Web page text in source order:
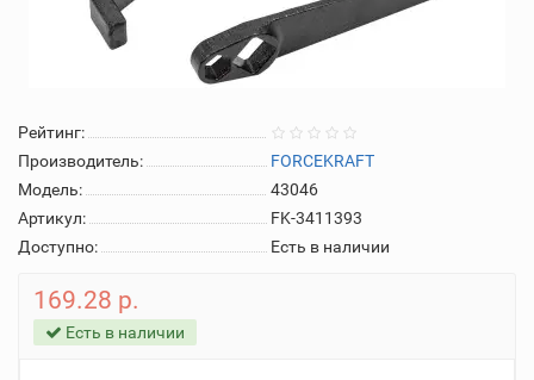
Рейтинг:
Производитель:
FORCEKRAFT
Модель:
43046
Артикул:
FK-3411393
Доступно:
Есть в наличии
169.28 р.
Есть в наличии